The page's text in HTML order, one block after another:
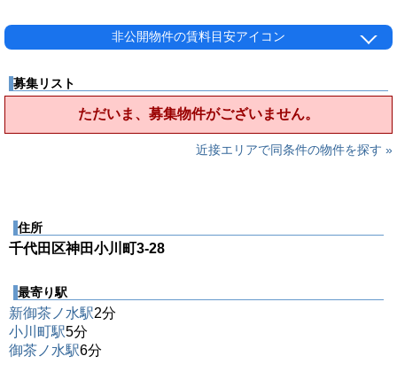
非公開物件の賃料目安アイコン
募集リスト
ただいま、募集物件がございません。
近接エリアで同条件の物件を探す »
住所
千代田区神田小川町3-28
最寄り駅
新御茶ノ水駅2分
小川町駅5分
御茶ノ水駅6分